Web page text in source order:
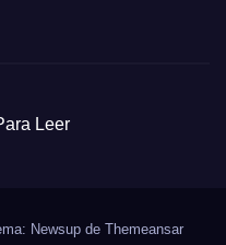
Leer
Newsup de Themeansar